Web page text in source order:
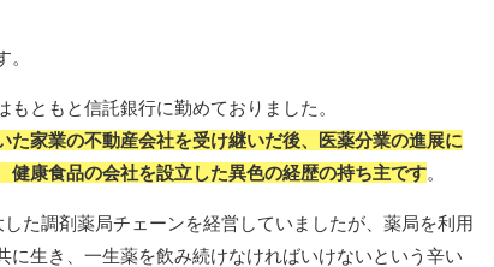
ともと信託銀行に勤めておりました。
た家業の不動産会社を受け継いだ後、医薬分業の進展に
健康食品の会社を設立した異色の経歴の持ち主です。
た調剤薬局チェーンを経営していましたが、薬局を利用
に生き、一生薬を飲み続けなければいけないという辛い